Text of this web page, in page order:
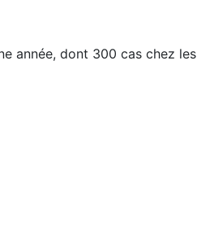
année, dont 300 cas chez les